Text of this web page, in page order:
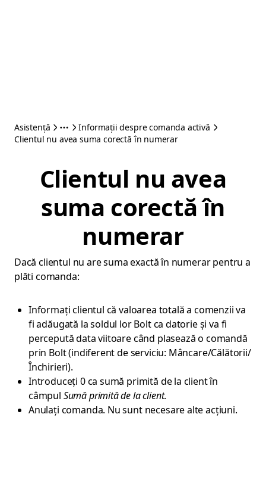
Asistență
Informații despre comanda activă
Clientul nu avea suma corectă în numerar
Clientul nu avea
suma corectă în
numerar
Dacă clientul nu are suma exactă în numerar pentru a
plăti comanda:
Informați clientul că valoarea totală a comenzii va
fi adăugată la soldul lor Bolt ca datorie și va fi
percepută data viitoare când plasează o comandă
prin Bolt (indiferent de serviciu: Mâncare/Călătorii/
Închirieri).
Introduceți 0 ca sumă primită de la client în
câmpul Sumă primită de la client.
Anulați comanda. Nu sunt necesare alte acțiuni.